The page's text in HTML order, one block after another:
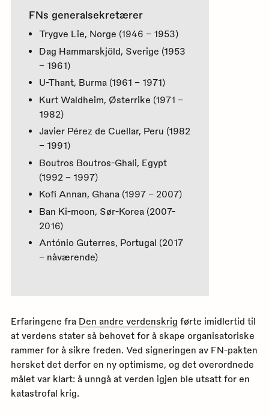
FNs generalsekretærer
Trygve Lie, Norge (1946 – 1953)
Dag Hammarskjöld, Sverige (1953
– 1961)
U-Thant, Burma (1961 – 1971)
Kurt Waldheim, Østerrike (1971 –
1982)
Javier Pérez de Cuellar, Peru (1982
– 1991)
Boutros Boutros-Ghali, Egypt
(1992 – 1997)
Kofi Annan, Ghana (1997 – 2007)
Ban Ki-moon, Sør-Korea (2007-
2016)
António Guterres, Portugal (2017
– nåværende)
Erfaringene fra Den andre verdenskrig førte imidlertid til
at verdens stater så behovet for å skape organisatoriske
rammer for å sikre freden. Ved signeringen av FN-pakten
hersket det derfor en ny optimisme, og det overordnede
målet var klart: å unngå at verden igjen ble utsatt for en
katastrofal krig.